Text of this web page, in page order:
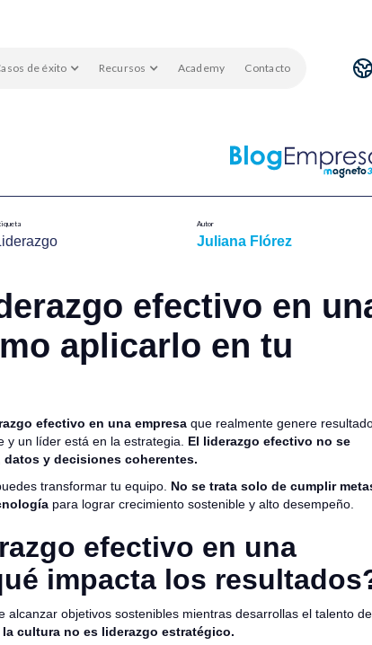
de éxito Recursos Academy Contacto
Autor
Juliana Flórez
efectivo en
aplicarlo en tu
efectivo en una empresa que realmente genere
y un líder está en la estrategia. El liderazgo efectivo no se
y decisiones coherentes.
transformar tu equipo. No se trata solo de cumplir
para lograr crecimiento sostenible y alto desempeño.
efectivo en una
impacta los
alcanzar objetivos sostenibles mientras desarrollas el talento
cultura no es liderazgo estratégico.